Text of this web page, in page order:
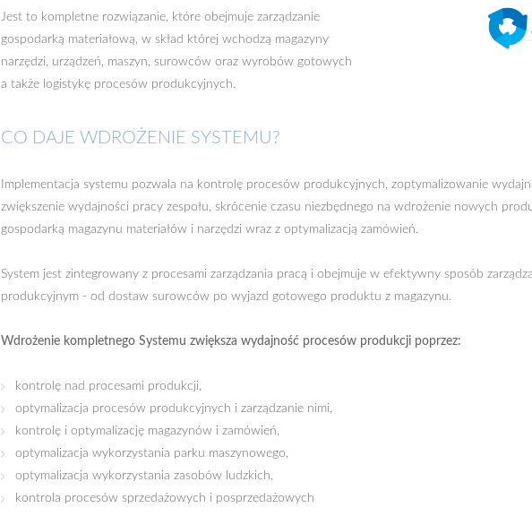
Jest to kompletne rozwiązanie, które obejmuje zarządzanie
gospodarką materiałową, w skład której wchodzą magazyny
narzędzi, urządzeń, maszyn, surowców oraz wyrobów gotowych
a także logistykę procesów produkcyjnych.
CO DAJE WDROŻENIE SYSTEMU?
Implementacja systemu pozwala na kontrolę procesów produkcyjnych, zoptymalizowanie
zwiększenie wydajności pracy zespołu, skrócenie czasu niezbędnego na wdrożenie nowych
gospodarką magazynu materiałów i narzędzi wraz z optymalizacją zamówień.
System jest zintegrowany z procesami zarządzania pracą i obejmuje w efektywny sposób
produkcyjnym - od dostaw surowców po wyjazd gotowego produktu z magazynu.
Wdrożenie kompletnego Systemu zwiększa wydajność procesów produkcji poprzez:
kontrolę nad procesami produkcji,
optymalizacja procesów produkcyjnych i zarządzanie nimi,
kontrolę i optymalizację magazynów i zamówień,
optymalizacja wykorzystania parku maszynowego,
optymalizacja wykorzystania zasobów ludzkich,
kontrola procesów sprzedażowych i posprzedażowych